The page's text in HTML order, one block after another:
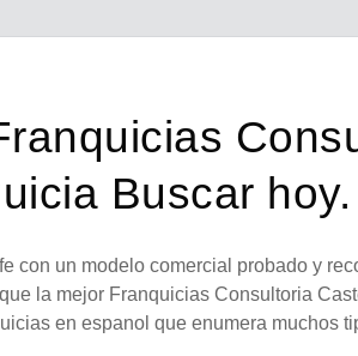
Buscar hoy.
con un modelo comercial probado y
la mejor Franquicias Consultoria
en espanol que enumera muchos